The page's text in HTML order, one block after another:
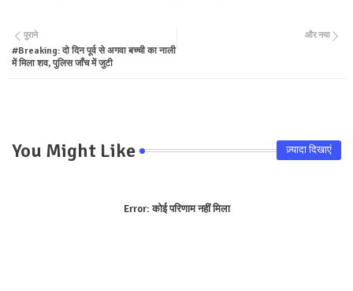
ter
और नया
पुराने
#Breaking: दो दिन पूर्व से अगवा बच्ची का नाली
में मिला शव, पुलिस जाँच में जुटी
You Might Like ज़्यादा दिखाएं
Error:कोई परिणाम नहीं मिला